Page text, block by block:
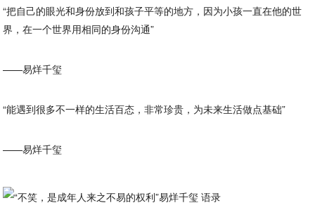
“把自己的眼光和身份放到和孩子平等的地方，因为小孩一直在他的世
界，在一个世界用相同的身份沟通”
——易烊千玺
“能遇到很多不一样的生活百态，非常珍贵，为未来生活做点基础”
——易烊千玺